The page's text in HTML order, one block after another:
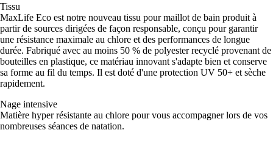
Tissu
MaxLife Eco est notre nouveau tissu pour maillot de bain produit à
partir de sources dirigées de façon responsable, conçu pour garantir
une résistance maximale au chlore et des performances de longue
durée. Fabriqué avec au moins 50 % de polyester recyclé provenant de
bouteilles en plastique, ce matériau innovant s'adapte bien et conserve
sa forme au fil du temps. Il est doté d'une protection UV 50+ et sèche
rapidement.
Nage intensive
Matière hyper résistante au chlore pour vous accompagner lors de vos
nombreuses séances de natation.